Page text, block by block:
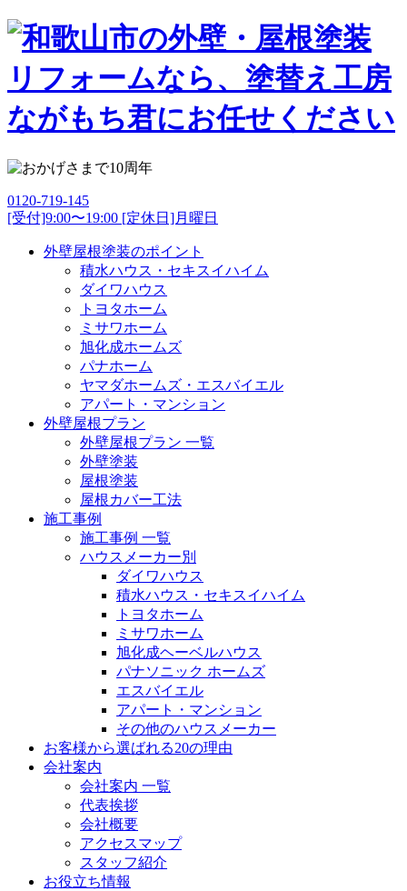
0120-719-145
[受付]9:00〜19:00 [定休日]月曜日
外壁屋根塗装のポイント
積水ハウス・セキスイハイム
ダイワハウス
トヨタホーム
ミサワホーム
旭化成ホームズ
パナホーム
ヤマダホームズ・エスバイエル
アパート・マンション
外壁屋根プラン
外壁屋根プラン 一覧
外壁塗装
屋根塗装
屋根カバー工法
施工事例
施工事例 一覧
ハウスメーカー別
ダイワハウス
積水ハウス・セキスイハイム
トヨタホーム
ミサワホーム
旭化成ヘーベルハウス
パナソニック ホームズ
エスバイエル
アパート・マンション
その他のハウスメーカー
お客様から選ばれる20の理由
会社案内
会社案内 一覧
代表挨拶
会社概要
アクセスマップ
スタッフ紹介
お役立ち情報